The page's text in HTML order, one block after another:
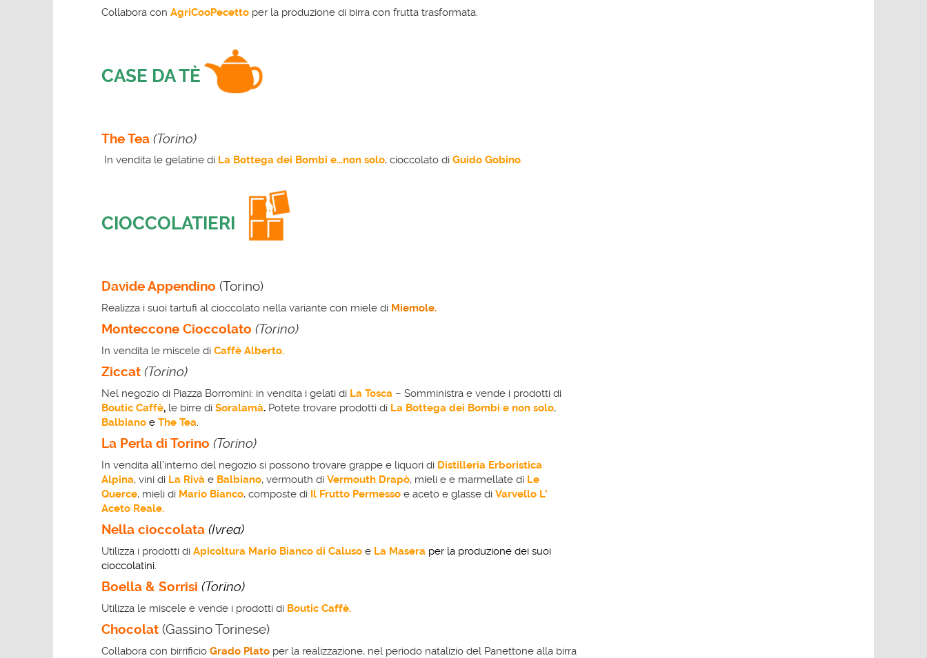
Collabora con AgriCooPecetto per la produzione di birra con frutta trasformata.
CASE DA TÈ
The Tea (Torino)
In vendita le gelatine di La Bottega dei Bombi e…non solo, cioccolato di Guido Gobino.
CIOCCOLATIERI
Davide Appendino (Torino)
Realizza i suoi tartufi al cioccolato nella variante con miele di Miemole.
Monteccone Cioccolato (Torino)
In vendita le miscele di Caffè Alberto.
Ziccat (Torino)
Nel negozio di Piazza Borromini: in vendita i gelati di La Tosca – Somministra e vende i prodotti di
Boutic Caffè, le birre di Soralamà. Potete trovare prodotti di La Bottega dei Bombi e non solo,
Balbiano e The Tea.
La Perla di Torino (Torino)
In vendita all’interno del negozio si possono trovare grappe e liquori di Distilleria Erboristica
Alpina, vini di La Rivà e Balbiano, vermouth di Vermouth Drapò, mieli e e marmellate di Le
Querce, mieli di Mario Bianco, composte di Il Frutto Permesso e aceto e glasse di Varvello L’
Aceto Reale.
Nella cioccolata (Ivrea)
Utilizza i prodotti di Apicoltura Mario Bianco di Caluso e La Masera per la produzione dei suoi
cioccolatini.
Boella & Sorrisi (Torino)
Utilizza le miscele e vende i prodotti di Boutic Caffè.
Chocolat (Gassino Torinese)
Collabora con birrificio Grado Plato per la realizzazione, nel periodo natalizio del Panettone alla birra